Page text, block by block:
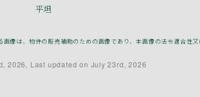
平坦
像は、物件の販売補助のための画像であり、本画像の法令適合性
2026, Last updated on July 23rd, 2026